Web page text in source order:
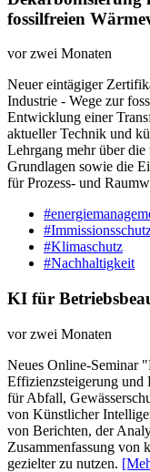
fossilfreien
vor zwei Monaten
Neuer eintägiger
Industrie - Wege zur
Entwicklung einer
aktueller Technik und
Lehrgang mehr über
Grundlagen sowie die
für Prozess- und
#Klimaschutz
#Nachhaltigkeit
KI für
vor zwei Monaten
Neues Online-Seminar
Effizienzsteigerung und
für Abfall,
von Künstlicher
von Berichten, der
Zusammenfassung von
gezielter zu nutzen.